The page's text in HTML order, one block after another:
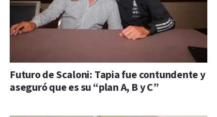
Futuro de Scaloni: Tapia fue contundente y
aseguró que es su “plan A, B y C”